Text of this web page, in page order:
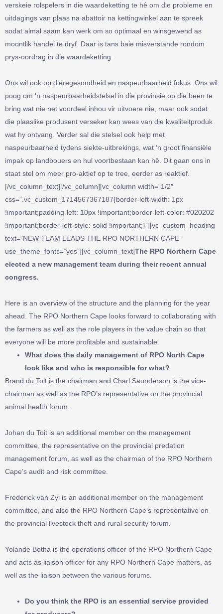
verskeie rolspelers in die waardeketting te hê om die probleme en
uitdagings van plaas na abattoir na kettingwinkel aan te spreek
sodat almal saam kan werk om so optimaal en winsgewend as
moontlik handel te dryf. Daar is tans baie misverstande rondom
prys-oordrag in die waardeketting.
Ons wil ook op dieregesondheid en naspeurbaarheid fokus. Ons wil
poog om ‘n naspeurbaarheidstelsel in die provinsie op die been te
bring wat nie net voordeel inhou vir uitvoere nie, maar ook sodat
die plaaslike produsent verseker kan wees van die kwaliteitproduk
wat hy ontvang. Verder sal die stelsel ook help met
naspeurbaarheid tydens siekte-uitbrekings, wat ‘n groot finansiële
impak op landbouers en hul voortbestaan kan hê. Dit gaan ons in
staat stel om meer pro-aktief op te tree, eerder as reaktief.
[/vc_column_text][/vc_column][vc_column width=”1/2″
css=”.vc_custom_1714567367187{border-left-width: 1px
!important;padding-left: 10px !important;border-left-color: #020202
!important;border-left-style: solid !important;}”][vc_custom_heading
text=”NEW TEAM LEADS THE RPO NORTHERN CAPE”
use_theme_fonts=”yes”][vc_column_text]The RPO Northern Cape
elected a new management team during their recent annual
congress.
Here is an overview of the structure and the planning for the year
ahead. The RPO Northern Cape looks forward to collaborating with
the farmers as well as the role players in the value chain so that
everyone will be more profitable and sustainable.
What does the daily management of RPO North Cape
look like and who is responsible for what?
Brand du Toit is the chairman and Charl Saunderson is the vice-
chairman as well as the RPO’s representative on the provincial
animal health forum.
Johan du Toit is an additional member on the management
committee, the representative on the provincial predation
management forum, as well as the chairman of the RPO Northern
Cape’s audit and risk committee.
Frederick van Zyl is an additional member on the management
committee, and also the RPO Northern Cape’s representative on
the provincial livestock theft and rural security forum.
Yolande Botha is the operations officer of the RPO Northern Cape
and acts as liaison officer for any RPO Northern Cape matters, as
well as the liaison between the various forums.
Do you think the RPO is an essential service provided